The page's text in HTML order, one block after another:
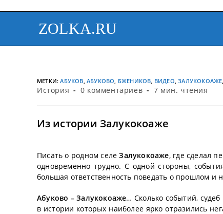
ZOLKA.RU
МЕТКИ:АБУКОВ, АБУКОВО, БЖЕНИКОВ, ВИДЕО, ЗАЛУКОКОАЖЕ,
История 0 комментариев 7 мин. чтения
Из истории Залукокоаже
Писать о родном селеЗалукокоаже, где сделал
одновременно трудно. С одной стороны,
большая ответственность поведать о прошлом и
Абуково – Залукокоаже… Сколько событий,
в истории которых наиболее ярко отразились